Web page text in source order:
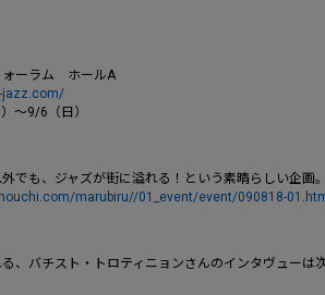
ォーラム ホールA
jazz.com/
～9/6（日）
でも、ジャズが街に溢れる！という素晴らしい企画
marubiru//01_event/event/090818-
、バチスト・トロティニョンさんのインタヴュー